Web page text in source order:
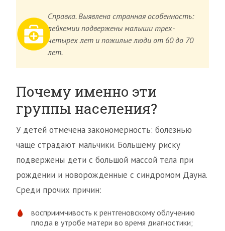
Справка. Выявлена странная особенность:
лейкемии подвержены малыши трех-
четырех лет и пожилые люди от 60 до 70
лет.
Почему именно эти
группы населения?
У детей отмечена закономерность: болезнью
чаще страдают мальчики. Большему риску
подвержены дети с большой массой тела при
рождении и новорожденные с синдромом Дауна.
Среди прочих причин:
восприимчивость к рентгеновскому облучению
плода в утробе матери во время диагностики;